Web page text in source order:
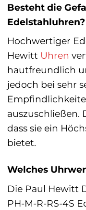
Besteht die
Edelstahluhren?
Hochwertiger
Hewitt Uhren
hautfreundlich
jedoch bei sehr
auszuschließen.
dass sie ein
bietet.
Welches
Die Paul Hewitt
PH-M-R-RS-4S